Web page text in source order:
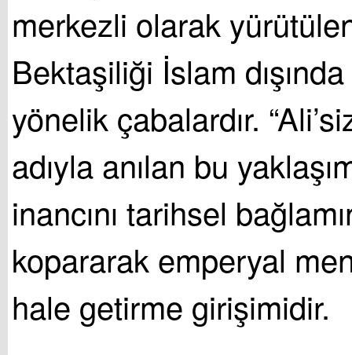
merkezli olarak
Bektaşiliği İslam
yönelik çabalardır.
adıyla anılan bu
inancını tarihsel
kopararak emperyal
hale getirme girişimidir.